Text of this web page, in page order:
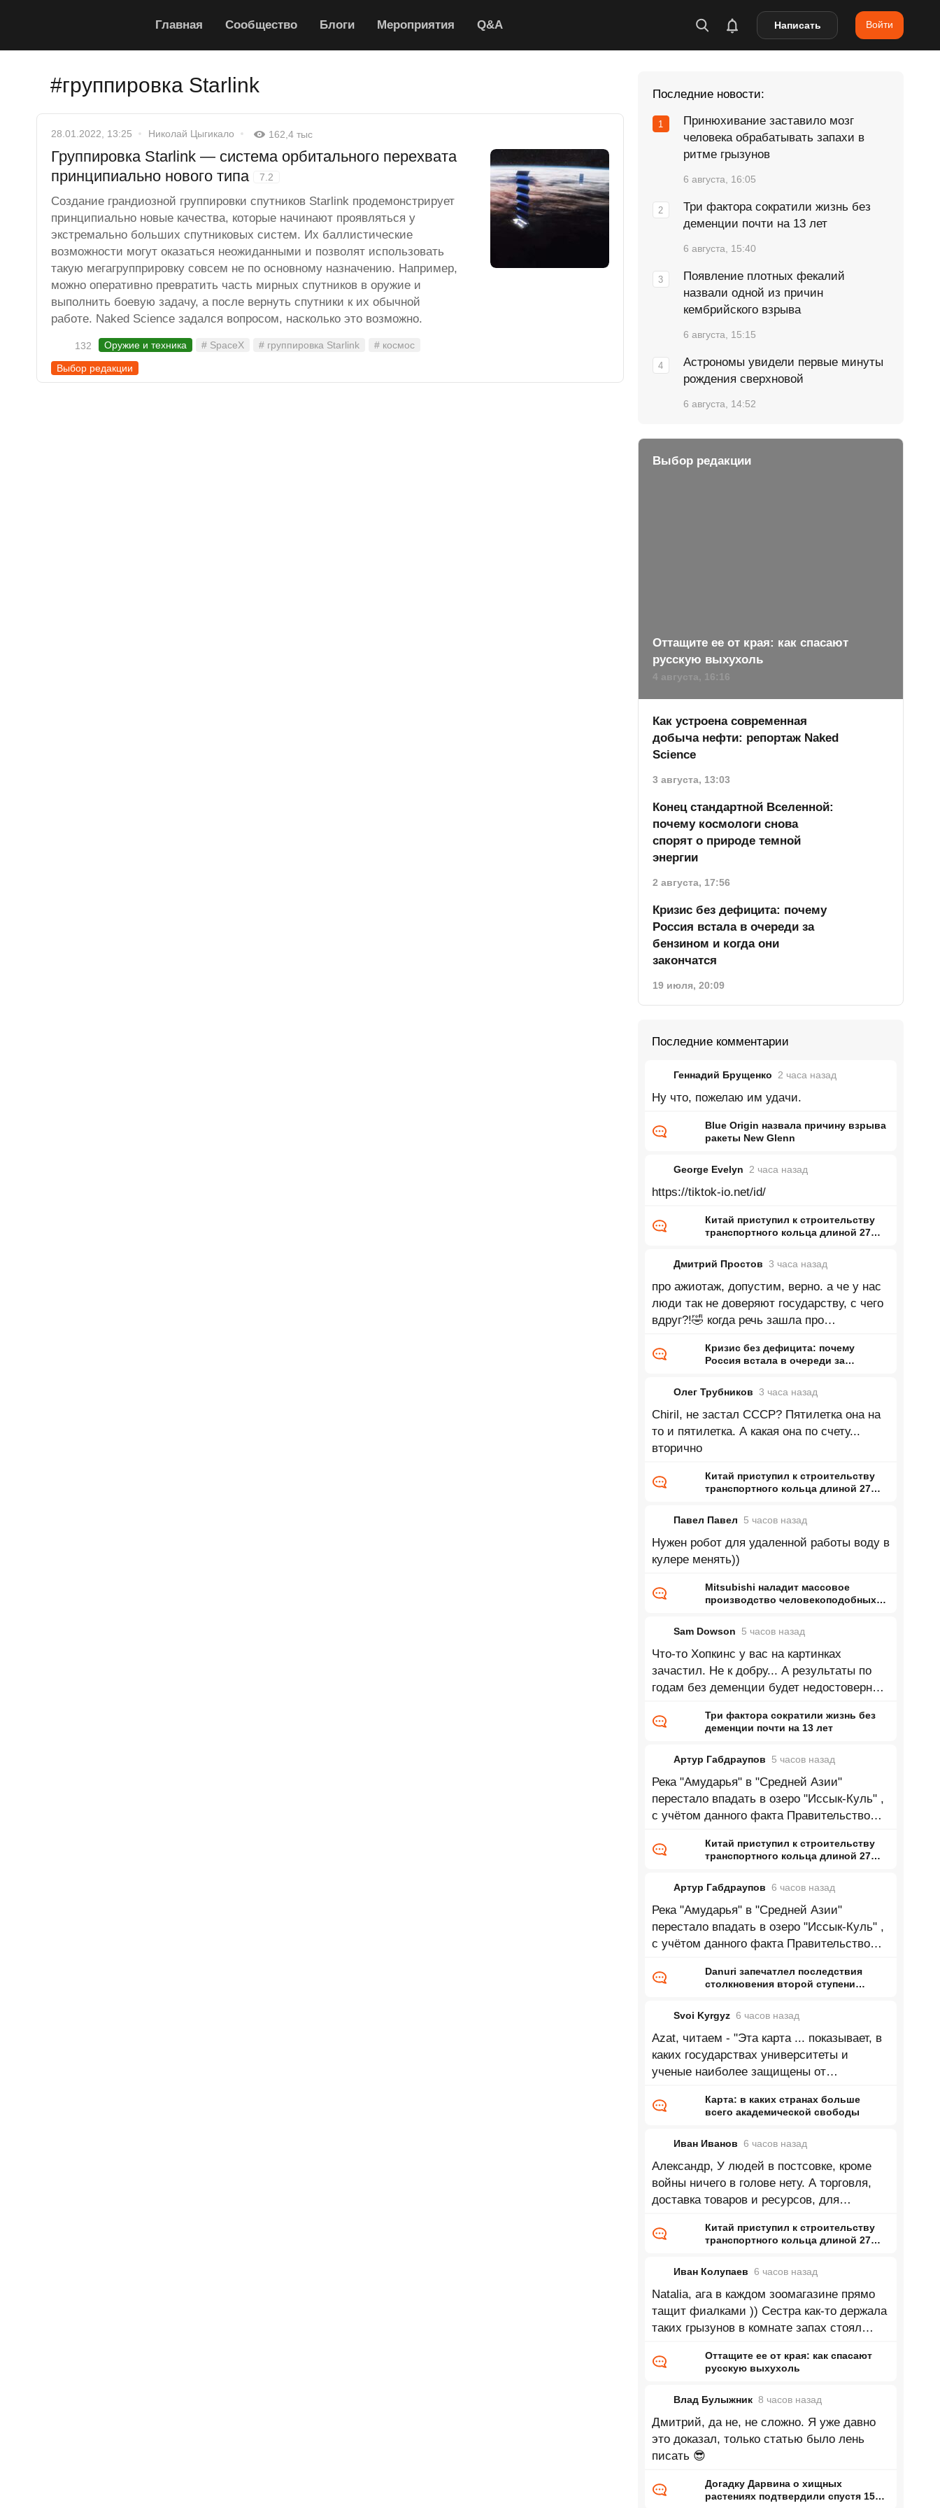
Главная Сообщество Блоги Мероприятия Q&A Написать Войти
#группировка Starlink
28.01.2022, 13:25 Николай Цыгикало 162,4 тыс
Группировка Starlink — система орбитального перехвата
принципиально нового типа
7.2
Создание грандиозной группировки спутников Starlink продемонстрирует
принципиально новые качества, которые начинают проявляться у
экстремально больших спутниковых систем. Их баллистические
возможности могут оказаться неожиданными и позволят использовать
такую мегагрупприровку совсем не по основному назначению. Например,
можно оперативно превратить часть мирных спутников в оружие и
выполнить боевую задачу, а после вернуть спутники к их обычной
работе. Naked Science задался вопросом, насколько это возможно.
132 Оружие и техника # SpaceX # группировка Starlink # космос
Выбор редакции
Последние новости:
Принюхивание заставило мозг
человека обрабатывать запахи в
ритме грызунов
6 августа, 16:05
Три фактора сократили жизнь без
деменции почти на 13 лет
6 августа, 15:40
Появление плотных фекалий
назвали одной из причин
кембрийского взрыва
6 августа, 15:15
Астрономы увидели первые минуты
рождения сверхновой
6 августа, 14:52
Выбор редакции
Оттащите ее от края: как спасают
русскую выхухоль
4 августа, 16:16
Как устроена современная
добыча нефти: репортаж Naked
Science
3 августа, 13:03
Конец стандартной Вселенной:
почему космологи снова
спорят о природе темной
энергии
2 августа, 17:56
Кризис без дефицита: почему
Россия встала в очереди за
бензином и когда они
закончатся
19 июля, 20:09
Последние комментарии
Геннадий Брущенко 2 часа назад
Ну что, пожелаю им удачи.
Blue Origin назвала причину взрыва
ракеты New Glenn
George Evelyn 2 часа назад
https://tiktok-io.net/id/
Китай приступил к строительству
транспортного кольца длиной 27
Дмитрий Простов 3 часа назад
про ажиотаж, допустим, верно. а че у нас
люди так не доверяют государству, с чего
вдруг?!🤣 когда речь зашла про
Кризис без дефицита: почему
Россия встала в очереди за
Олег Трубников 3 часа назад
Chiril, не застал СССР? Пятилетка она на
то и пятилетка. А какая она по счету...
вторично
Китай приступил к строительству
транспортного кольца длиной 27
Павел Павел
5 часов назад
Нужен робот для удаленной работы воду в
кулере менять))
Mitsubishi наладит массовое
производство человекоподобных
двигателей
Sam Dowson 5 часов назад
Что-то Хопкинс у вас на картинках
зачастил. Не к добру... А результаты по
годам без деменции будет недостоверны
Три фактора сократили жизнь без
деменции почти на 13 лет
Артур Габдраупов 5 часов назад
Река "Амударья" в "Средней Азии"
перестало впадать в озеро "Иссык-Куль" ,
с учётом данного факта Правительство
Китай приступил к строительству
транспортного кольца длиной 27
Артур Габдраупов 6 часов назад
Река "Амударья" в "Средней Азии"
перестало впадать в озеро "Иссык-Куль" ,
с учётом данного факта Правительство
Danuri запечатлел последствия
столкновения второй ступени
Svoi Kyrgyz 6 часов назад
Azat, читаем - "Эта карта ... показывает, в
каких государствах университеты и
ученые наиболее защищены от
Карта: в каких странах больше
всего академической свободы
Иван Иванов 6 часов назад
Александр, У людей в постсовке, кроме
войны ничего в голове нету. А торговля,
доставка товаров и ресурсов, для
Китай приступил к строительству
транспортного кольца длиной 27
Иван Колупаев 6 часов назад
Natalia, ага в каждом зоомагазине прямо
тащит фиалками )) Сестра как-то держала
таких грызунов в комнате запах стоял
Оттащите ее от края: как спасают
русскую выхухоль
Влад Булыжник 8 часов назад
Дмитрий, да не, не сложно. Я уже давно
это доказал, только статью было лень
писать 😎
Догадку Дарвина о хищных
растениях подтвердили спустя 150